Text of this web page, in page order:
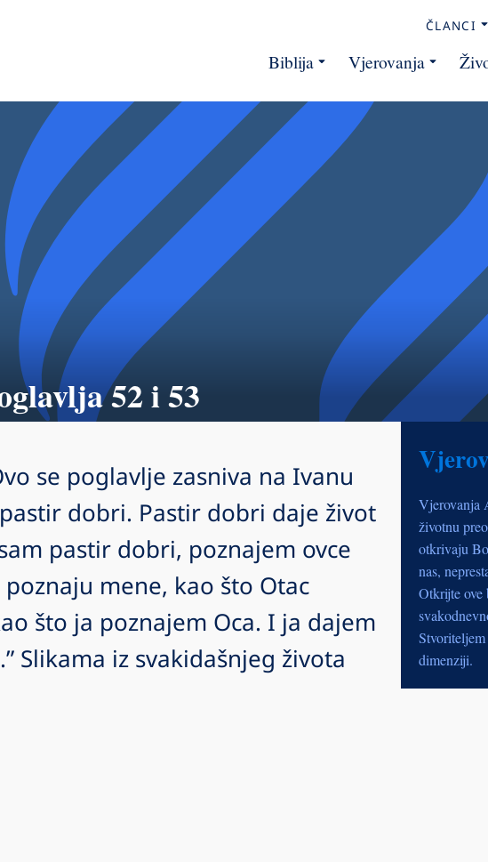
ČLANCI
Biblija Vjerovanja
52 i 53
se poglavlje zasniva na Ivanu
dobri. Pastir dobri daje život
sam pastir dobri, poznajem ovce
mene, kao što Otac
što ja poznajem Oca. I ja dajem
Slikama iz svakidašnjeg života
Vjerovanja
životnu
otkrivaju
nas,
Otkrijte ove
dimenziji.